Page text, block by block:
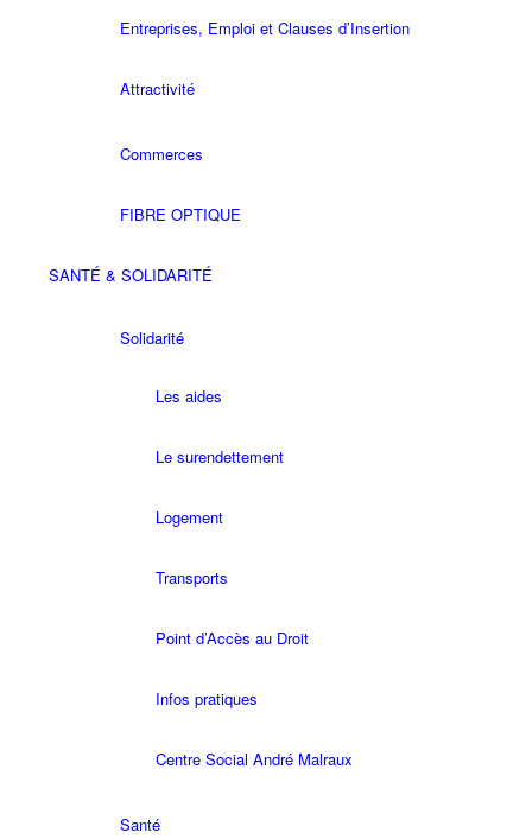
Entreprises, Emploi et Clauses d’Insertion
Attractivité
Commerces
FIBRE OPTIQUE
SANTÉ & SOLIDARITÉ
Solidarité
Les aides
Le surendettement
Logement
Transports
Point d’Accès au Droit
Infos pratiques
Centre Social André Malraux
Santé